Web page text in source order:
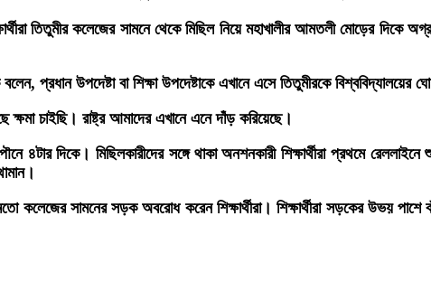
তিতুমীর কলেজের সামনে থেকে মিছিল নিয়ে মহাখালীর আমতলী মোড়ের দিকে
প্রধান উপদেষ্টা বা শিক্ষা উপদেষ্টাকে এখানে এসে তিতুমীরকে
চাইছি। রাষ্ট্র আমাদের এখানে এনে দাঁড় করিয়েছে।
৪টার দিকে। মিছিলকারীদের সঙ্গে থাকা অনশনকারী শিক্ষার্থীরা প্রথমে
কলেজের সামনের সড়ক অবরোধ করেন শিক্ষার্থীরা। শিক্ষার্থীরা সড়কের উভয়